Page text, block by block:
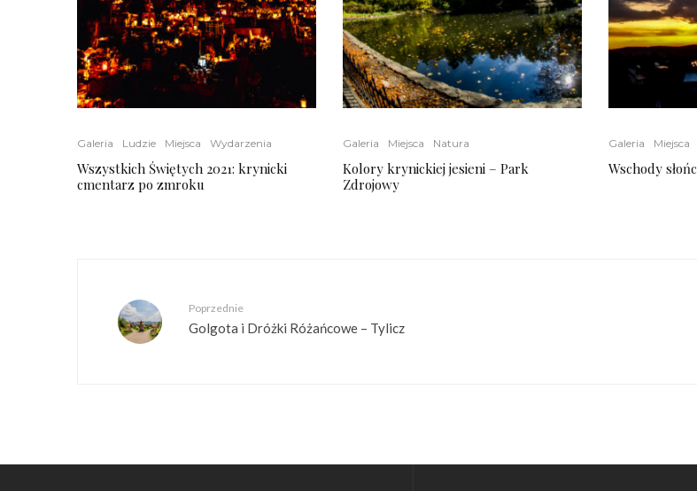
Galeria Ludzie Miejsca Wydarzenia
Wszystkich Świętych 2021: krynicki
cmentarz po zmroku
Galeria Miejsca Natura
Kolory krynickiej jesieni – Park
Zdrojowy
Galeria Miejsca
Wschody
Poprzednie
Golgota i Dróżki Różańcowe – Tylicz